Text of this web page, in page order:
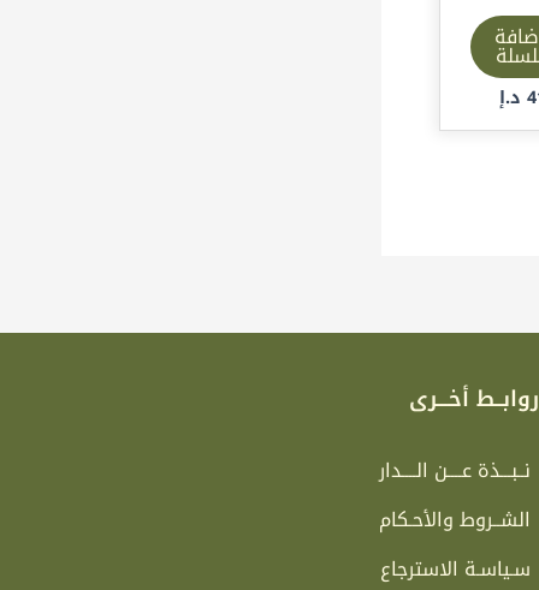
د.إ
روابــط أخـــرى
نــبـــذة عــــن الــــدار
الشــروط والأحـكام
سـياسـة الاسترجاع